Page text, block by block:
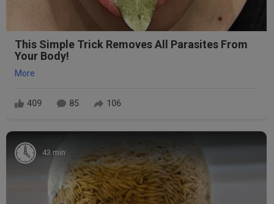
This Simple Trick Removes All Parasites From
Your Body!
More
409 85 106
43 min